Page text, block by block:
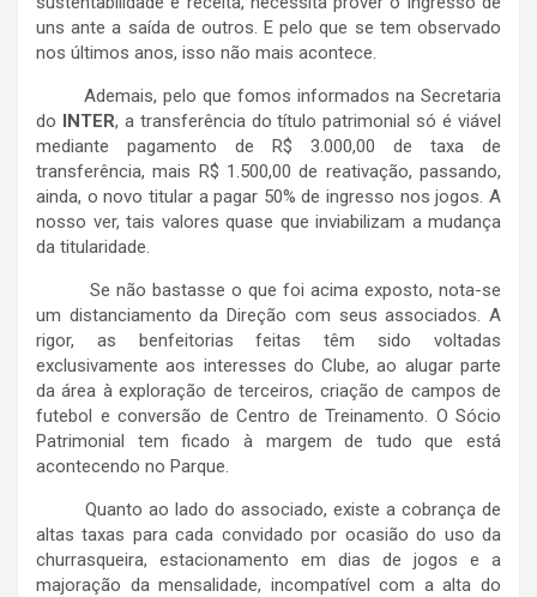
uns ante a saída de outros. E pelo que se tem observado
nos últimos anos, isso não mais acontece.
Ademais, pelo que fomos informados na Secretaria
do INTER, a transferência do título patrimonial só é viável
mediante pagamento de R$ 3.000,00 de taxa de
transferência, mais R$ 1.500,00 de reativação, passando,
ainda, o novo titular a pagar 50% de ingresso nos jogos. A
nosso ver, tais valores quase que inviabilizam a mudança
da titularidade.
Se não bastasse o que foi acima exposto, nota-se
um distanciamento da Direção com seus associados. A
rigor, as benfeitorias feitas têm sido voltadas
exclusivamente aos interesses do Clube, ao alugar parte
da área à exploração de terceiros, criação de campos de
futebol e conversão de Centro de Treinamento. O Sócio
Patrimonial tem ficado à margem de tudo que está
acontecendo no Parque.
Quanto ao lado do associado, existe a cobrança de
altas taxas para cada convidado por ocasião do uso da
churrasqueira, estacionamento em dias de jogos e a
majoração da mensalidade, incompatível com a alta do